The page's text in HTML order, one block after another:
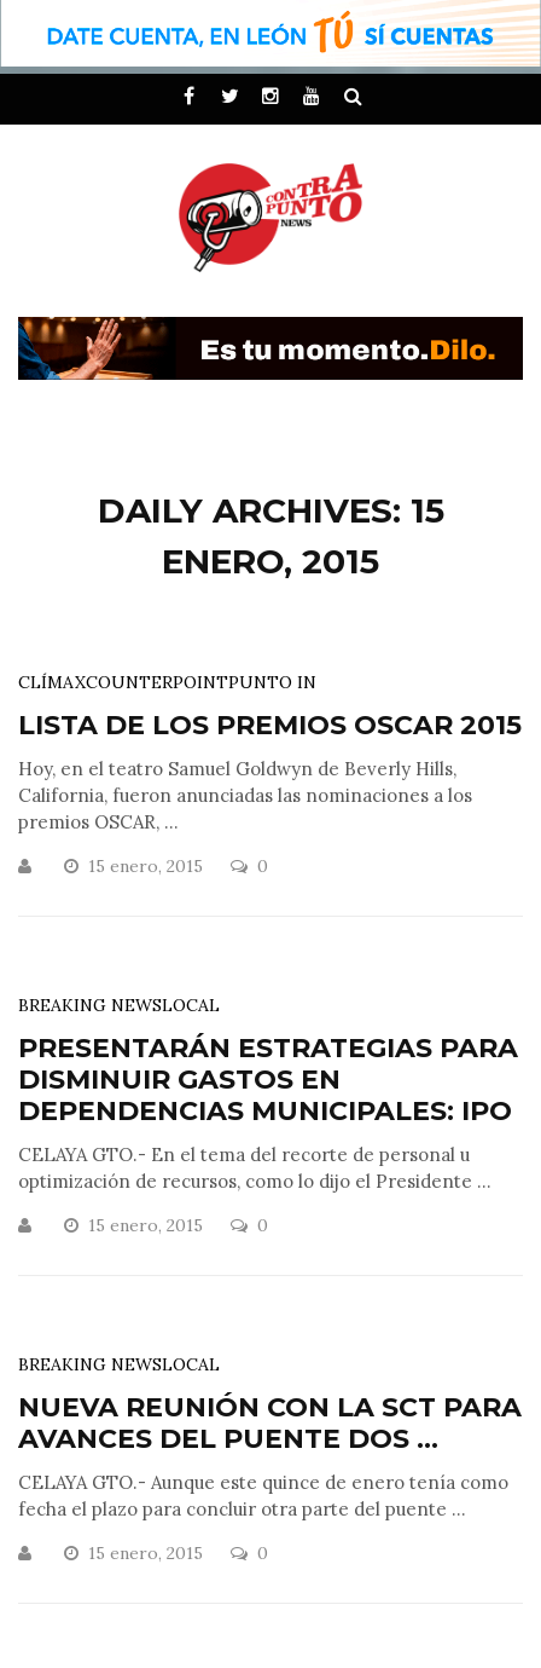
DAILY ARCHIVES: 15
ENERO, 2015
CLÍMAXCOUNTERPOINTPUNTO IN
LISTA DE LOS PREMIOS OSCAR 2015
Hoy, en el teatro Samuel Goldwyn de Beverly Hills,
California, fueron anunciadas las nominaciones a los
premios OSCAR, ...
15 enero, 2015 0
BREAKING NEWSLOCAL
PRESENTARÁN ESTRATEGIAS PARA
DISMINUIR GASTOS EN
DEPENDENCIAS MUNICIPALES: IPO
CELAYA GTO.- En el tema del recorte de personal u
optimización de recursos, como lo dijo el Presidente ...
15 enero, 2015 0
BREAKING NEWSLOCAL
NUEVA REUNIÓN CON LA SCT PARA
AVANCES DEL PUENTE DOS ...
CELAYA GTO.- Aunque este quince de enero tenía como
fecha el plazo para concluir otra parte del puente ...
15 enero, 2015 0